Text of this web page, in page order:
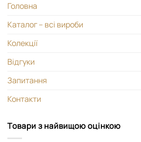
Головна
Каталог – всі вироби
Колекції
Відгуки
Запитання
Контакти
Товари з найвищою оцінкою